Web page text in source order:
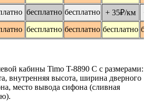
бесплатно бесплатно + 35₽/км
бесплатно бесплатно бесплатно
кабины Timo T-8890 C с размерами:
внутренняя высота, ширина дверного
место вывода сифона (сливная